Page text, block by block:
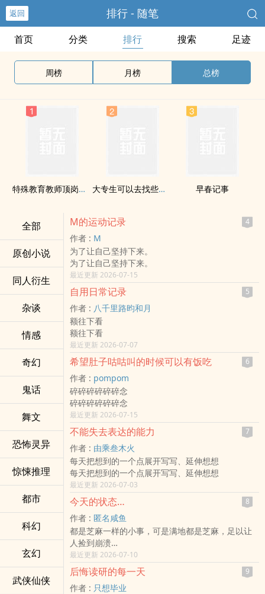
返回 排行 - 随笔
首页 分类 排行 搜索 足迹
周榜 月榜 总榜
特殊教育教师顶岗实习要闻 大专生可以去找些什幺有前途的工作啊 早春记事
全部
原创小说
同人衍生
杂谈
情感
奇幻
鬼话
舞文
恐怖灵异
惊悚推理
都市
科幻
玄幻
武侠仙侠
M的运动记录 4
作者 : M
为了让自己坚持下来。
为了让自己坚持下来。
最近更新 2026-07-15
自用日常记录 5
作者 : 八千里路昀和月
额往下看
额往下看
最近更新 2026-07-07
希望肚子咕咕叫的时候可以有饭吃 6
作者 : pompom
碎碎碎碎碎碎念
碎碎碎碎碎碎念
最近更新 2026-07-15
不能失去表达的能力 7
作者 : 由乘叁木火
每天把想到的一个点展开写写、延伸想想
每天把想到的一个点展开写写、延伸想想
最近更新 2026-07-03
今天的状态… 8
作者 : 匿名咸鱼
都是芝麻一样的小事，可是满地都是芝麻，足以让
人捡到崩溃
都是芝麻一样的小事，可是满地都是芝麻，足以让
人捡到崩溃
最近更新 2026-07-10
后悔读研的每一天 9
作者 : 只想毕业